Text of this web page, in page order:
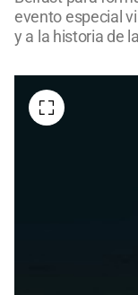
evento especial
y a la historia de